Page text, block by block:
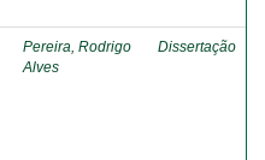
Pereira, Rodrigo
Alves
Dissertação